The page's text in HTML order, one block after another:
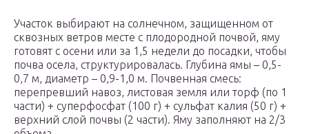
Участок выбирают на солнечном, защищенном от
сквозных ветров месте с плодородной почвой, яму
готовят с осени или за 1,5 недели до посадки, чтобы
почва осела, структурировалась. Глубина ямы – 0,5-
0,7 м, диаметр – 0,9-1,0 м. Почвенная смесь:
перепревший навоз, листовая земля или торф (по 1
части) + суперфосфат (100 г) + сульфат калия (50 г) +
верхний слой почвы (2 части). Яму заполняют на 2/3